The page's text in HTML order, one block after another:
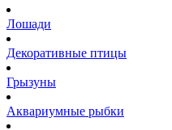
Лошади
Декоративные птицы
Грызуны
Аквариумные рыбки